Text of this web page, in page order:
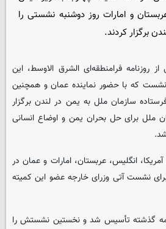
و امارات روز دوشنبه نشستی را
برگزار کردند.
روزنامه فرامنطقه‌ای الشرق الاوسط، این
نشست که با حضور نماینده عمان و همچنین
سازمان ملل به یمن در لندن برگزار
ملل برای حل بحران یمن و اوضاع انسانی
انگلیس، عربستان، امارات و عمان در
نشست آتی وزرای خارجه عضو این کمیته
مه گذشته تأسیس شد و نخستین نشستش را